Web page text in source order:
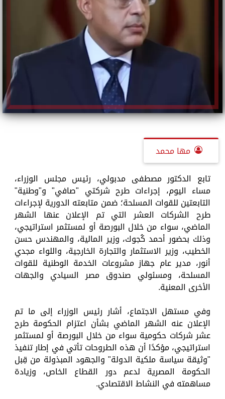
مها محمد
تابع الدكتور مصطفى مدبولي، رئيس مجلس الوزراء،
مساء اليوم، إجراءات طرح شركتي "صافي" و"وطنية"
التابعتين للقوات المسلحة؛ ضمن متابعته الدورية لإجراءات
طرح الشركات العشر التي تم الإعلان عنها الشهر
الماضي، سواء من خلال البورصة أو لمستثمر استراتيجي،
وذلك بحضور أحمد كُجوك، وزير المالية، والمهندس حسن
الخطيب، وزير الاستثمار والتجارة الخارجية، واللواء مجدي
أنور، مدير عام جهاز مشروعات الخدمة الوطنية للقوات
المسلحة، ومسئولي صندوق مصر السيادي والجهات
الأخرى المعنية.
وفي مستهل الاجتماع، أشار رئيس الوزراء إلى ما تم
الإعلان عنه الشهر الماضي بشأن اعتزام الحكومة طرح
عشر شركات حكومية سواء من خلال البورصة أو لمستثمر
استراتيجي، مؤكدًا أن هذه الطروحات تأتي في إطار تنفيذ
"وثيقة سياسة ملكية الدولة" والجهود المبذولة من قِبل
الحكومة المصرية لدعم دور القطاع الخاص، وزيادة
مساهمته في النشاط الاقتصادي.